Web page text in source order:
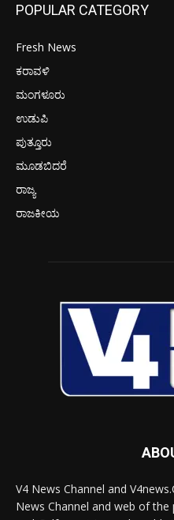
POPULAR CATEGORY
Fresh News
ಕರಾವಳಿ
ಮಂಗಳೂರು
ಉಡುಪಿ
ಪುತ್ತೂರು
ಮೂಡಬಿದರೆ
ರಾಜ್ಯ
ರಾಜಕೀಯ
V4 News Channel and
News Channel and web of